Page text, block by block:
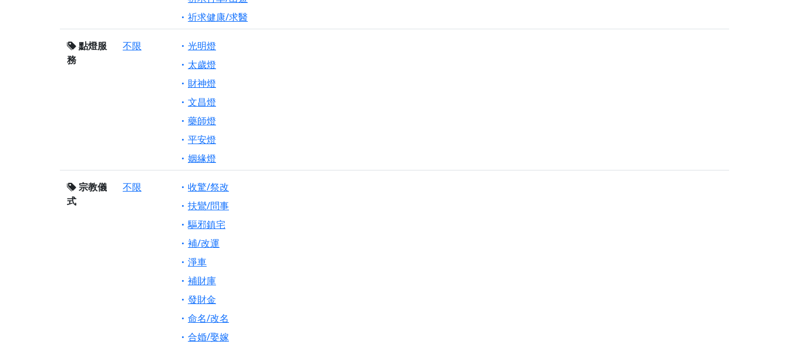
祈求健康/求醫
點燈服
務
不限
光明燈
太歲燈
財神燈
文昌燈
藥師燈
平安燈
姻緣燈
宗教儀
式
不限
收驚/祭改
扶鸞/問事
驅邪鎮宅
補/改運
淨車
補財庫
發財金
命名/改名
合婚/娶嫁